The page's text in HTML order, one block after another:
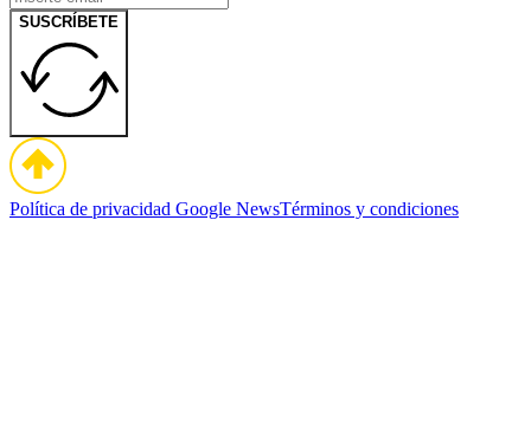
SUSCRÍBETE
Política de privacidad Google NewsTérminos y condiciones